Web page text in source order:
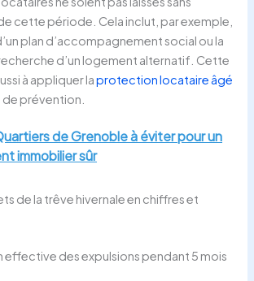
cette période. Cela inclut, par exemple,
plan d’accompagnement social ou la
d’un logement alternatif. Cette
à appliquer laprotection locataire âgé
prévention.
de Grenoble à éviter pour un
immobilier sûr
de la trêve hivernale en chiffres et
effective des expulsions pendant 5 mois